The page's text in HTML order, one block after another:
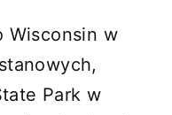
Wisconsin w
Park w